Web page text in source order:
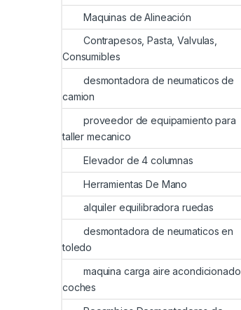
Maquinas de Alineación
Contrapesos, Pasta, Valvulas,
Consumibles
desmontadora de neumaticos de
camion
proveedor de equipamiento para
taller mecanico
Elevador de 4 columnas
Herramientas De Mano
alquiler equilibradora ruedas
desmontadora de neumaticos en
toledo
maquina carga aire acondicionado
coches